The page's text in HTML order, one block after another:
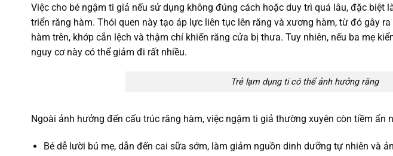
Việc cho bé ngậm ti giả nếu sử dụng không đúng cách hoặc duy trì quá lâu, đặc biệt
triển răng hàm. Thói quen này tạo áp lực liên tục lên răng và xương hàm, từ đó gây
hàm trên, khớp cắn lệch và thậm chí khiến răng cửa bị thưa. Tuy nhiên, nếu ba mẹ
nguy cơ này có thể giảm đi rất nhiều.
Trẻ lạm dụng ti có thể ảnh hưởng răng
Ngoài ảnh hưởng đến cấu trúc răng hàm, việc ngậm ti giả thường xuyên còn tiềm ẩn
Bé dễ lười bú mẹ, dẫn đến cai sữa sớm, làm giảm nguồn dinh dưỡng tự nhiên và